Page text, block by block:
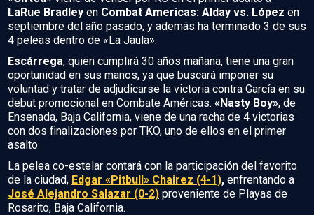
LaRue Bradley en Combat Americas: Alday vs. López en
septiembre del año pasado, y además ha terminado 3 de sus
4 peleas dentro de «La Jaula».
Escárrega, quien cumplirá 30 años mañana, tiene una gran
oportunidad en sus manos, ya que buscará imponer su
voluntad y tratar de adjudicarse la victoria contra García en su
debut promocional en Combate Américas. «Nasty Boy», de
Ensenada, Baja California, viene de una racha de 4 victorias
con dos finalizaciones por TKO, uno de ellos en el primer
asalto.
La pelea co-estelar contará con la participación del favorito
de la ciudad, Edgar «Pitbull» Chairez (4-1), enfrentando a
José Alejandro Salazar (0-2) proveniente de Playas de
Rosarito, Baja California.